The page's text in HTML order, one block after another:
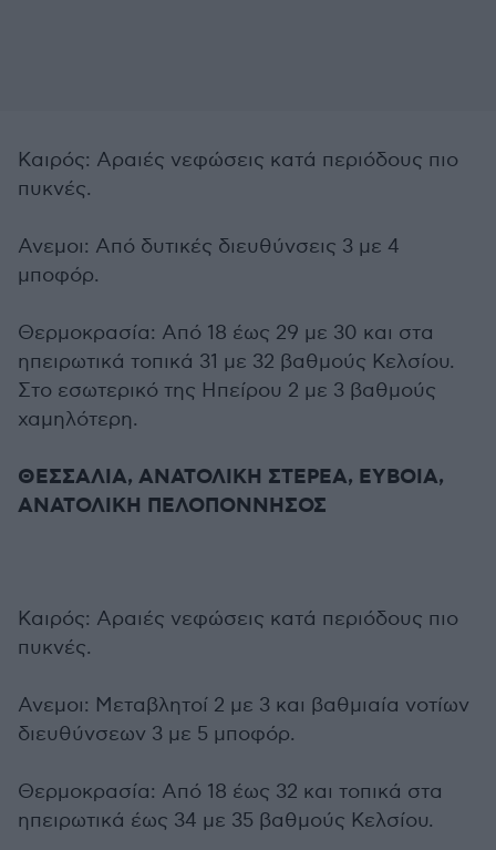
Καιρός: Αραιές νεφώσεις κατά περιόδους πιο
πυκνές.
Ανεμοι: Από δυτικές διευθύνσεις 3 με 4
μποφόρ.
Θερμοκρασία: Από 18 έως 29 με 30 και στα
ηπειρωτικά τοπικά 31 με 32 βαθμούς Κελσίου.
Στο εσωτερικό της Ηπείρου 2 με 3 βαθμούς
χαμηλότερη.
ΘΕΣΣΑΛΙΑ, ΑΝΑΤΟΛΙΚΗ ΣΤΕΡΕΑ, ΕΥΒΟΙΑ,
ΑΝΑΤΟΛΙΚΗ ΠΕΛΟΠΟΝΝΗΣΟΣ
Καιρός: Αραιές νεφώσεις κατά περιόδους πιο
πυκνές.
Ανεμοι: Μεταβλητοί 2 με 3 και βαθμιαία νοτίων
διευθύνσεων 3 με 5 μποφόρ.
Θερμοκρασία: Από 18 έως 32 και τοπικά στα
ηπειρωτικά έως 34 με 35 βαθμούς Κελσίου.